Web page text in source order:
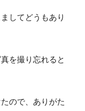
してどうもあり
を撮り忘れると
ので、ありがた